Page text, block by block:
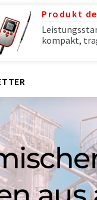
Produkt
kompakt,